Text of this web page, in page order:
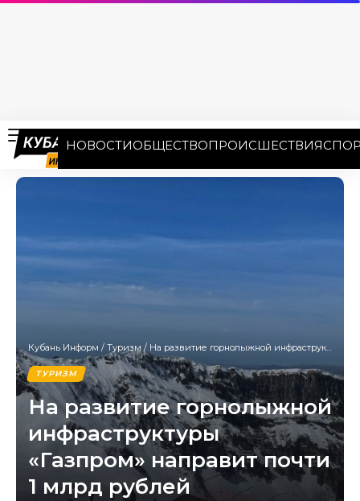
НОВОСТИОБЩЕСТВОПРОИСШЕСТВИЯ
Кубань Информ / Туризм / На развитие горнолыжной инфраструктуры «Газпром» направит почти 1 млрд рублей
ТУРИЗМ
На развитие горнолыжной
инфраструктуры
«Газпром» направит почти
1 млрд рублей